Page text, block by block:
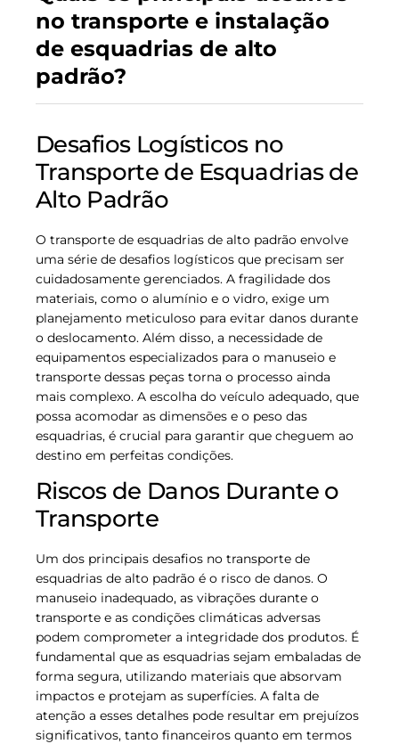
no transporte e instalação
de esquadrias de alto
padrão?
Desafios Logísticos no
Transporte de Esquadrias de
Alto Padrão
O transporte de esquadrias de alto padrão envolve
uma série de desafios logísticos que precisam ser
cuidadosamente gerenciados. A fragilidade dos
materiais, como o alumínio e o vidro, exige um
planejamento meticuloso para evitar danos durante
o deslocamento. Além disso, a necessidade de
equipamentos especializados para o manuseio e
transporte dessas peças torna o processo ainda
mais complexo. A escolha do veículo adequado, que
possa acomodar as dimensões e o peso das
esquadrias, é crucial para garantir que cheguem ao
destino em perfeitas condições.
Riscos de Danos Durante o
Transporte
Um dos principais desafios no transporte de
esquadrias de alto padrão é o risco de danos. O
manuseio inadequado, as vibrações durante o
transporte e as condições climáticas adversas
podem comprometer a integridade dos produtos. É
fundamental que as esquadrias sejam embaladas de
forma segura, utilizando materiais que absorvam
impactos e protejam as superfícies. A falta de
atenção a esses detalhes pode resultar em prejuízos
significativos, tanto financeiros quanto em termos